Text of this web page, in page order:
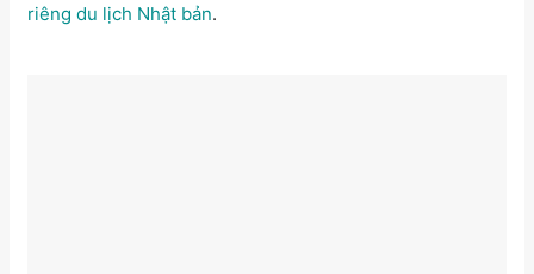
riêng du lịch Nhật bản.